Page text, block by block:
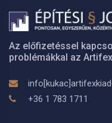
Az előfizetéssel
problémákkal az
+36 1 783 1711